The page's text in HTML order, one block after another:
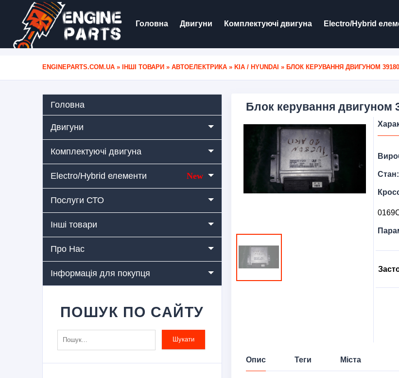
Головна Двигуни Комплектуючі двигуна Electro/Hybrid
ENGINEPARTS.COM.UA » ІНШІ ТОВАРИ » АВТОЕЛЕКТРИКА » KIA / HYUNDAI » БЛОК КЕРУВАННЯ ДВИГУНОМ
Головна
Двигуни
Комплектуючі двигуна
Electro/Hybrid елементи New
Послуги СТО
Інші товари
Про Нас
Інформація для покупця
ПОШУК ПО САЙТУ
Шукати
Блок керування двигуном
Стан:
Опис Теги Міста